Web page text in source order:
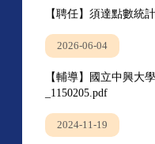
【聘任】須達點數統
2026-06-04
【輔導】國立中興大
_1150205.pdf
2024-11-19